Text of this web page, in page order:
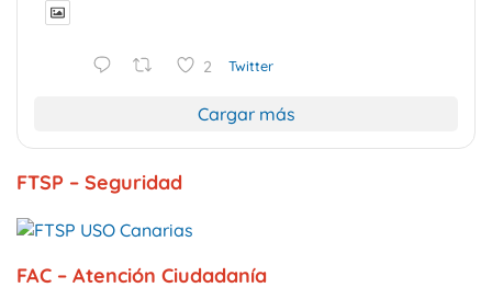
2 Twitter
Cargar más
FTSP – Seguridad
FAC – Atención Ciudadanía